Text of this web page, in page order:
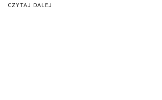
CZYTAJ DALEJ